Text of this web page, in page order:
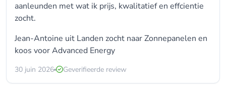
aanleunden met wat ik prijs, kwalitatief en effcientie
zocht.
Jean-Antoine uit Landen zocht naar Zonnepanelen en
koos voorAdvanced Energy
30 juin 2026 Geverifieerde review